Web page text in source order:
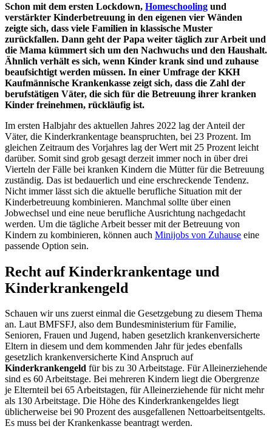
Schon mit dem ersten Lockdown, Homeschooling und
verstärkter Kinderbetreuung in den eigenen vier Wänden
zeigte sich, dass viele Familien in klassische Muster
zurückfallen. Dann geht der Papa weiter täglich zur Arbeit und
die Mama kümmert sich um den Nachwuchs und den Haushalt.
Ähnlich verhält es sich, wenn Kinder krank sind und zuhause
beaufsichtigt werden müssen. In einer Umfrage der KKH
Kaufmännische Krankenkasse zeigt sich, dass die Zahl der
berufstätigen Väter, die sich für die Betreuung ihrer kranken
Kinder freinehmen, rückläufig ist.
Im ersten Halbjahr des aktuellen Jahres 2022 lag der Anteil der
Väter, die Kinderkrankentage beanspruchten, bei 23 Prozent. Im
gleichen Zeitraum des Vorjahres lag der Wert mit 25 Prozent leicht
darüber. Somit sind grob gesagt derzeit immer noch in über drei
Vierteln der Fälle bei kranken Kindern die Mütter für die Betreuung
zuständig. Das ist bedauerlich und eine erschreckende Tendenz.
Nicht immer lässt sich die aktuelle berufliche Situation mit der
Kinderbetreuung kombinieren. Manchmal sollte über einen
Jobwechsel und eine neue berufliche Ausrichtung nachgedacht
werden. Um die tägliche Arbeit besser mit der Betreuung von
Kindern zu kombinieren, können auch Minijobs von Zuhause eine
passende Option sein.
Recht auf Kinderkrankentage und
Kinderkrankengeld
Schauen wir uns zuerst einmal die Gesetzgebung zu diesem Thema
an. Laut BMFSFJ, also dem Bundesministerium für Familie,
Senioren, Frauen und Jugend, haben gesetzlich krankenversicherte
Eltern in diesem und dem kommenden Jahr für jedes ebenfalls
gesetzlich krankenversicherte Kind Anspruch auf
Kinderkrankengeld für bis zu 30 Arbeitstage. Für Alleinerziehende
sind es 60 Arbeitstage. Bei mehreren Kindern liegt die Obergrenze
je Elternteil bei 65 Arbeitstagen, für Alleinerziehende für nicht mehr
als 130 Arbeitstage. Die Höhe des Kinderkrankengeldes liegt
üblicherweise bei 90 Prozent des ausgefallenen Nettoarbeitsentgelts.
Es muss bei der Krankenkasse beantragt werden.